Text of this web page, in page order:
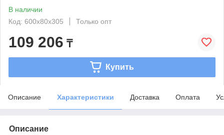
В наличии
Код: 600х80х305
Только опт
109 206 ₸
Купить
Описание Характеристики Доставка Оплата
Описание